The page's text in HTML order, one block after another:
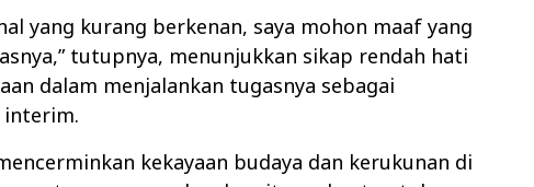
yang kurang berkenan, saya mohon maaf yang
tutupnya, menunjukkan sikap rendah hati
dalam menjalankan tugasnya sebagai
interim.
kekayaan budaya dan kerukunan di